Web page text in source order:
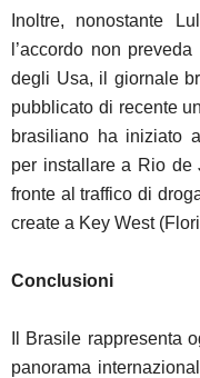
Inoltre, nonostante
l’accordo non
degli Usa, il giornale
pubblicato di recente
brasiliano ha iniziato
per installare a Rio de
fronte al traffico di
create a Key West
Conclusioni
Il Brasile rappresenta
panorama